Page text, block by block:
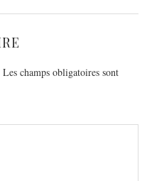
Les champs obligatoires sont